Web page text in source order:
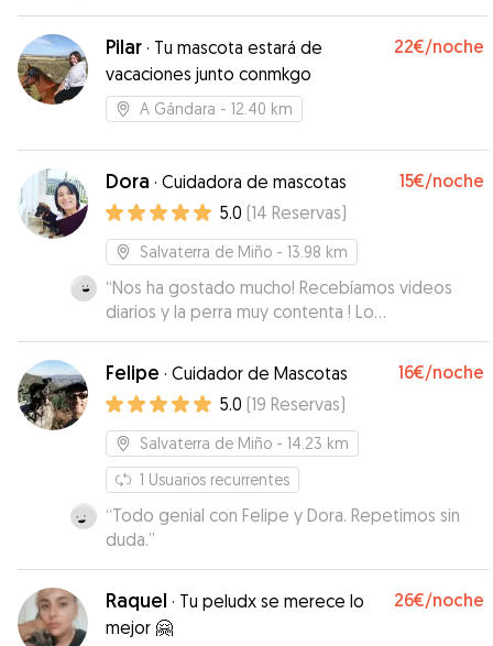
Pilar · Tu mascota estará de
vacaciones junto conmkgo
22€/noche
A Gándara - 12.40 km
Dora · Cuidadora de mascotas 15€/noche
5.0 (14 Reservas)
Salvaterra de Miño - 13.98 km
“Nos ha gostado mucho! Recebíamos videos
diarios y la perra muy contenta ! Lo
recomendamos!😊”
Felipe · Cuidador de Mascotas 16€/noche
5.0 (19 Reservas)
Salvaterra de Miño - 14.23 km
1 Usuarios recurrentes
“Todo genial con Felipe y Dora. Repetimos sin
duda.”
Raquel · Tu peludx se merece lo
mejor 🤗
26€/noche